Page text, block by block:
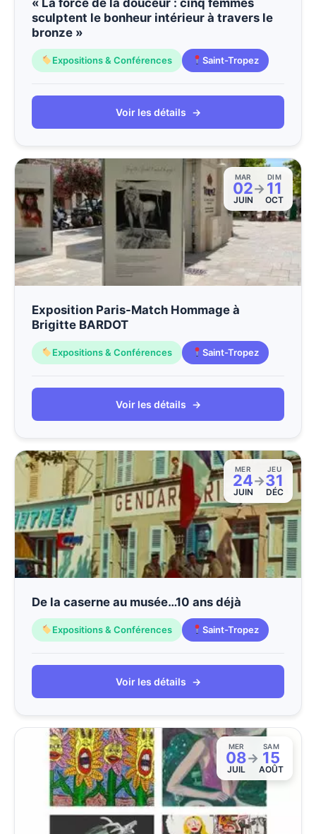
sculptent le bonheur intérieur à travers le
bronze »
Expositions & Conférences Saint-Tropez
Voir les détails →
MAR
02
JUIN
→
DIM
11
OCT
Exposition Paris-Match Hommage à
Brigitte BARDOT
Expositions & Conférences Saint-Tropez
Voir les détails →
MER
24
JUIN
→
JEU
31
DÉC
De la caserne au musée…10 ans déjà
Expositions & Conférences Saint-Tropez
Voir les détails →
MER
08
JUIL
→
SAM
15
AOÛT